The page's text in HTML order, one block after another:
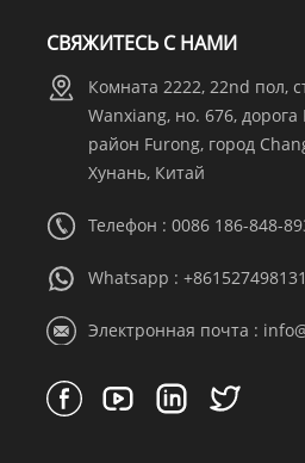
СВЯЖИТЕСЬ С НАМИ
Комната 2222, 22nd пол,
Wanxiang, но. 676,
район Furong, город
Хунань, Китай
Телефон : 0086 186-848-
Whatsapp :
Электронная почта :